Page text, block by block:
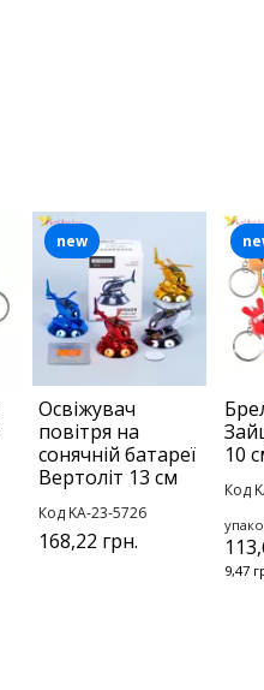
Освіжувач
повітря на
сонячній батареї
Вертоліт 13 см
Код KA-23-5726
168,22 грн.
new
10
Код
9,47